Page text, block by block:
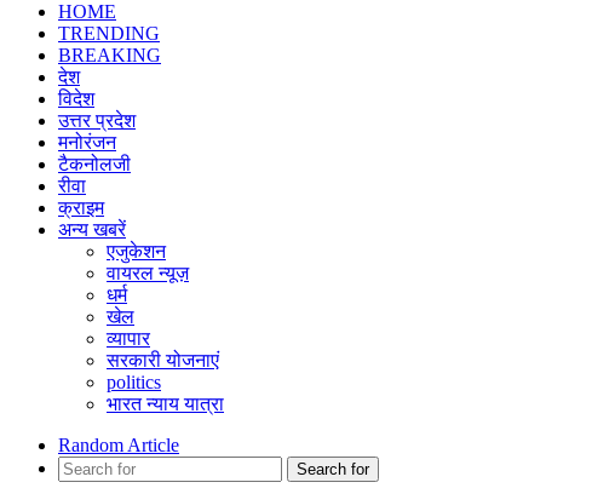
HOME
TRENDING
BREAKING
देश
विदेश
उत्तर प्रदेश
मनोरंजन
टैकनोलजी
रीवा
क्राइम
अन्य खबरें
एजुकेशन
वायरल न्यूज़
धर्म
खेल
व्यापार
सरकारी योजनाएं
politics
भारत न्याय यात्रा
Random Article
Search for